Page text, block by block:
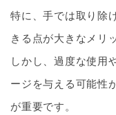
特に、手では取り除
きる点が大きなメリ
しかし、過度な使用
ージを与える可能性
が重要です。